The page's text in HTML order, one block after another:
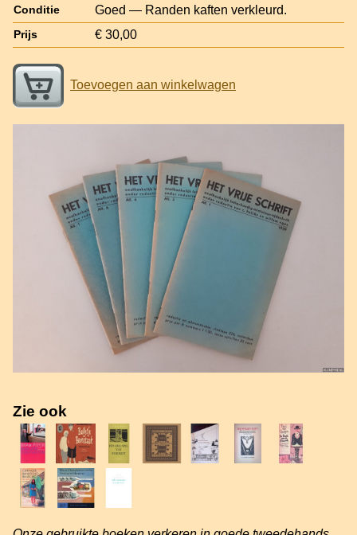
Conditie Goed — Randen kaften verkleurd.
Prijs € 30,00
Toevoegen aan winkelwagen
Zie ook